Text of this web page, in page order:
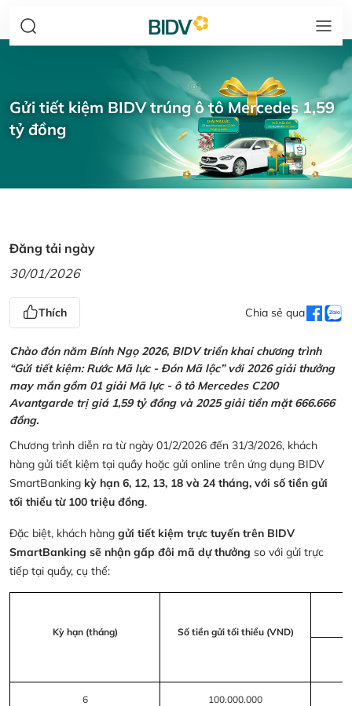
Gửi tiết kiệm BIDV trúng ô tô Mercedes 1,59
tỷ đồng
Đăng tải ngày
30/01/2026
Thích Chia sẻ qua
Chào đón năm Bính Ngọ 2026, BIDV triển khai chương trình
“Gửi tiết kiệm: Rước Mã lực - Đón Mã lộc” với 2026 giải thưởng
may mắn gồm 01 giải Mã lực - ô tô Mercedes C200
Avantgarde trị giá 1,59 tỷ đồng và 2025 giải tiền mặt 666.666
đồng.
Chương trình diễn ra từ ngày 01/2/2026 đến 31/3/2026, khách
hàng gửi tiết kiệm tại quầy hoặc gửi online trên ứng dụng BIDV
SmartBanking kỳ hạn 6, 12, 13, 18 và 24 tháng, với số tiền gửi
tối thiểu từ 100 triệu đồng.
Đặc biệt, khách hàng gửi tiết kiệm trực tuyến trên BIDV
SmartBanking sẽ nhận gấp đôi mã dự thưởng so với gửi trực
tiếp tại quầy, cụ thể:
Kỳ hạn (tháng) Số tiền gửi tối thiểu (VND)
6 100.000.000